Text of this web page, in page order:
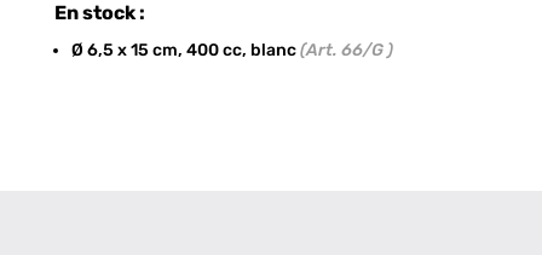
En stock :
Ø 6,5 x 15 cm, 400 cc, blanc(Art. 66/G )